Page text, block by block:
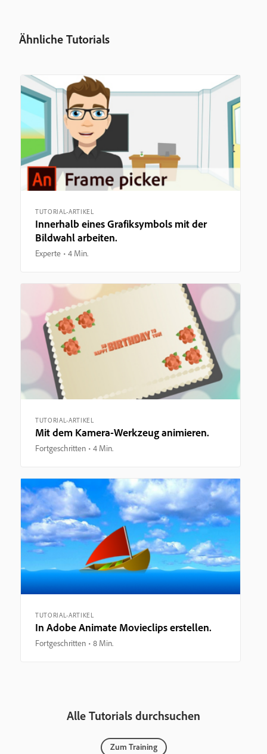
Ähnliche Tutorials
TUTORIAL-ARTIKEL
Innerhalb eines Grafiksymbols mit der
Bildwahl arbeiten.
Experte 4 Min.
TUTORIAL-ARTIKEL
Mit dem Kamera-Werkzeug animieren.
Fortgeschritten 4 Min.
TUTORIAL-ARTIKEL
In Adobe Animate Movieclips erstellen.
Fortgeschritten 8 Min.
Alle Tutorials durchsuchen
Zum Training